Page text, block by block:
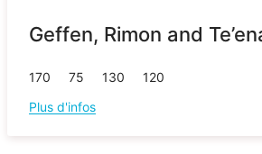
Geffen, Rimon and
170 75 130
120
Plus d'infos